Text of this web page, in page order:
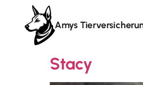
Amys
Stacy